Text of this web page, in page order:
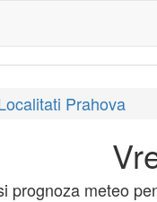
Prahova
prognoza meteo